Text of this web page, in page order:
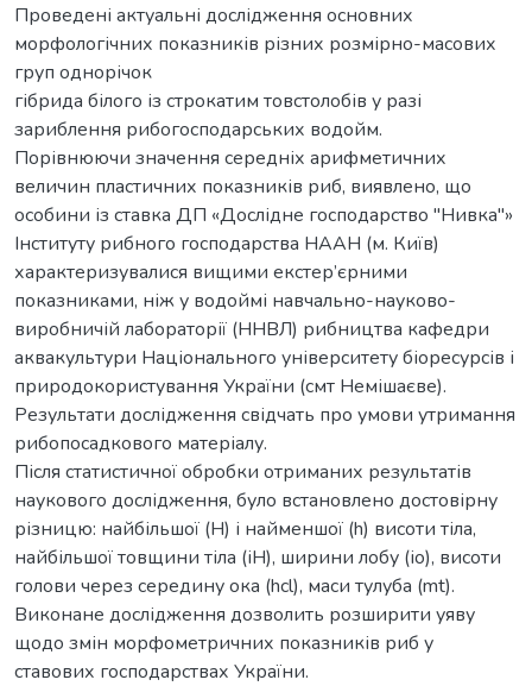
Проведені актуальні дослідження основних
морфологічних показників різних розмірно-масових
груп однорічок
гібрида білого із строкатим товстолобів у разі
зариблення рибогосподарських водойм.
Порівнюючи значення середніх арифметичних
величин пластичних показників риб, виявлено, що
особини із ставка ДП «Дослідне господарство "Нивка"»
Інституту рибного господарства НААН (м. Київ)
характеризувалися вищими екстер’єрними
показниками, ніж у водоймі навчально-науково-
виробничій лабораторії (ННВЛ) рибництва кафедри
аквакультури Національного університету біоресурсів і
природокористування України (смт Немішаєве).
Результати дослідження свідчать про умови утримання
рибопосадкового матеріалу.
Після статистичної обробки отриманих результатів
наукового дослідження, було встановлено достовірну
різницю: найбільшої (Н) і найменшої (h) висоти тіла,
найбільшої товщини тіла (іН), ширини лобу (іо), висоти
голови через середину ока (hcl), маси тулуба (mt).
Виконане дослідження дозволить розширити уяву
щодо змін морфометричних показників риб у
ставових господарствах України.